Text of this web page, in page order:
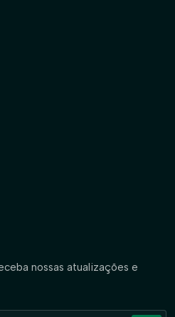
nossas atualizações e